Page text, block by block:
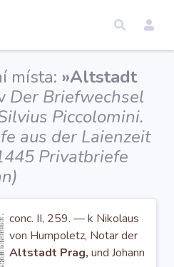
místa: »Altstadt
Der Briefwechsel
Piccolomini.
aus der Laienzeit
Privatbriefe
conc. II, 259. — k Nikolaus
von Humpoletz, Notar der
Altstadt Prag, und Johann